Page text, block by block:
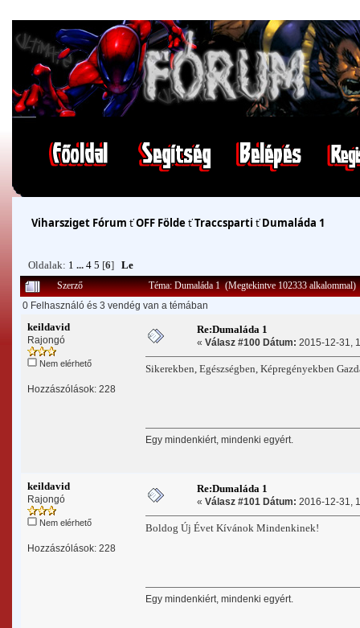
Viharsziget Fórum ťOFF FöldeťTraccsparti ťDumaláda 1
Oldalak: 1 ... 4 5 [6] Le
Szerző
Téma: Dumaláda 1 (Megtekintve 102333 alkalommal)
0 Felhasználó és 3 vendég van a témában
keildavid
Rajongó
Nem elérhető
Hozzászólások: 228
Re:Dumaláda 1
« Válasz #100 Dátum: 2015-12-31,
Sikerekben, Egészségben, Képregényekben
Egy mindenkiért, mindenki egyért.
keildavid
Rajongó
Nem elérhető
Hozzászólások: 228
Re:Dumaláda 1
« Válasz #101 Dátum: 2016-12-31,
Boldog Új Évet Kívánok Mindenkinek!
Egy mindenkiért, mindenki egyért.